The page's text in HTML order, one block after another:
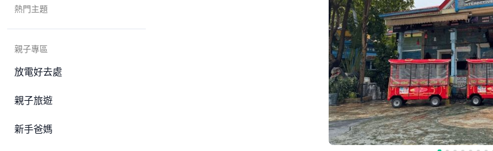
熱門主題
親子專區
放電好去處
親子旅遊
新手爸媽